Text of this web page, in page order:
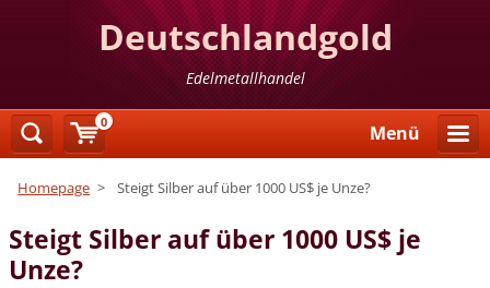
Deutschlandgold
Edelmetallhandel
Menü
Homepage > Steigt Silber auf über 1000 US$ je Unze?
Steigt Silber auf über 1000 US$ je
Unze?
0